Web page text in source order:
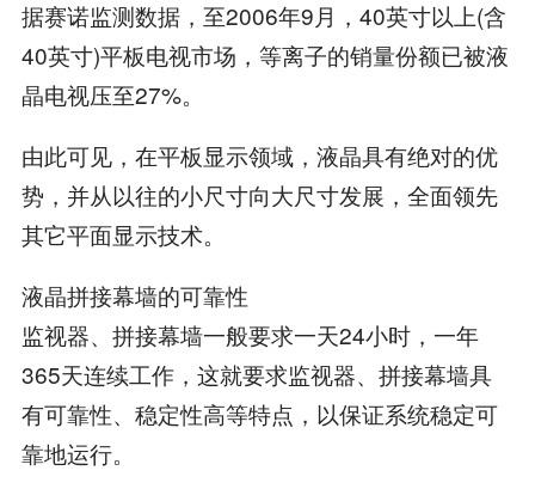
据赛诺监测数据，至2006年9月，40英寸以上(含
40英寸)平板电视市场，等离子的销量份额已被液
晶电视压至27%。
由此可见，在平板显示领域，液晶具有绝对的优
势，并从以往的小尺寸向大尺寸发展，全面领先
其它平面显示技术。
液晶拼接幕墙的可靠性
监视器、拼接幕墙一般要求一天24小时，一年
365天连续工作，这就要求监视器、拼接幕墙具
有可靠性、稳定性高等特点，以保证系统稳定可
靠地运行。